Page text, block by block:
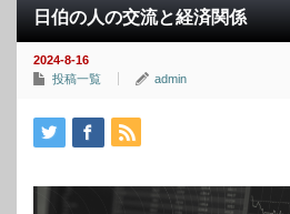
日伯の人の交流と経済関係
2024-8-16
投稿一覧
admin